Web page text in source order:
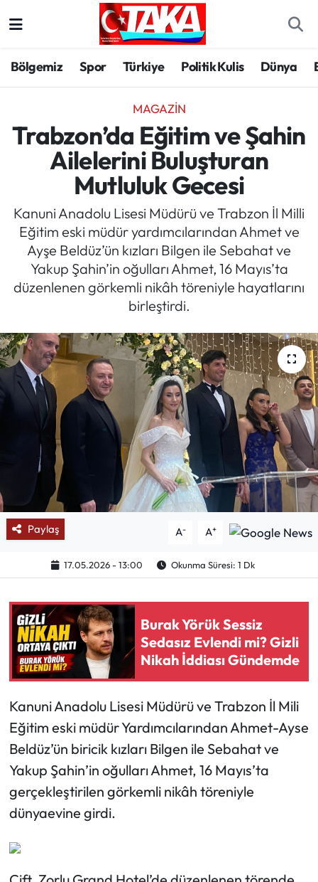
Bölgemiz Spor Türkiye Politik Kulis Dünya
MAGAZIN
Trabzon’da Eğitim ve Şahin
Ailelerini Buluşturan
Mutluluk Gecesi
Kanuni Anadolu Lisesi Müdürü ve Trabzon İl Milli
Eğitim eski müdür yardımcılarından Ahmet ve
Ayşe Beldüz’ün kızları Bilgen ile Sebahat ve
Yakup Şahin’in oğulları Ahmet, 16 Mayıs’ta
düzenlenen görkemli nikâh töreniyle hayatlarını
birleştirdi.
Paylaş A- A+
17.05.2026 - 13:00 Okunma Süresi: 1 Dk
Burak Yörük Sessiz
Sedasız Evlendi mi? Gizli
Nikah İddiası Gündemde
Kanuni Anadolu Lisesi Müdürü ve Trabzon İl Mili
Eğitim eski müdür Yardımcılarından Ahmet-Ayse
Beldüz’ün biricik kızları Bilgen ile Sebahat ve
Yakup Şahin’in oğulları Ahmet, 16 Mayıs’ta
gerçekleştirilen görkemli nikâh töreniyle
dünyaevine girdi.
Spor
Türkiye
Kültür/Sanat
Politika
Politik Kulis
Dünya
Mektup Galeri
Röportaj
Manşet
Köşe Yazıları
Karikatür Galeri
BIK
ASTROLOJİ
Mektup Galeri
Ekonomi
Sağlık
Turizm
Teknoloji
Trabzon Hava Durumu
Trabzon Trafik Yoğunluk Haritası
Süper Lig Puan Durumu ve Fikstür
Tüm Manşetler
Son Dakika Haberleri
Haber Arşivi